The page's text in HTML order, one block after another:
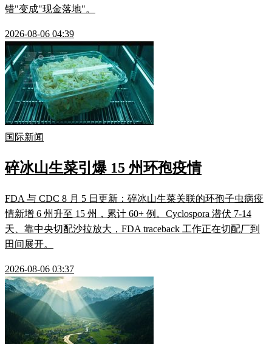
错"变成"现金落地"。
2026-08-06 04:39
国际新闻
碎冰山生菜引爆 15 州环孢疫情
FDA 与 CDC 8 月 5 日更新：碎冰山生菜关联的环孢子虫病疫
情新增 6 州升至 15 州，累计 60+ 例。Cyclospora 潜伏 7-14
天、靠中央切配沙拉放大，FDA traceback 工作正在切配厂到
田间展开。
2026-08-06 03:37